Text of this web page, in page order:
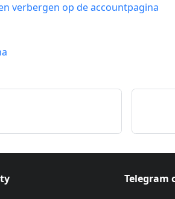
verbergen op de accountpagina
Telegram